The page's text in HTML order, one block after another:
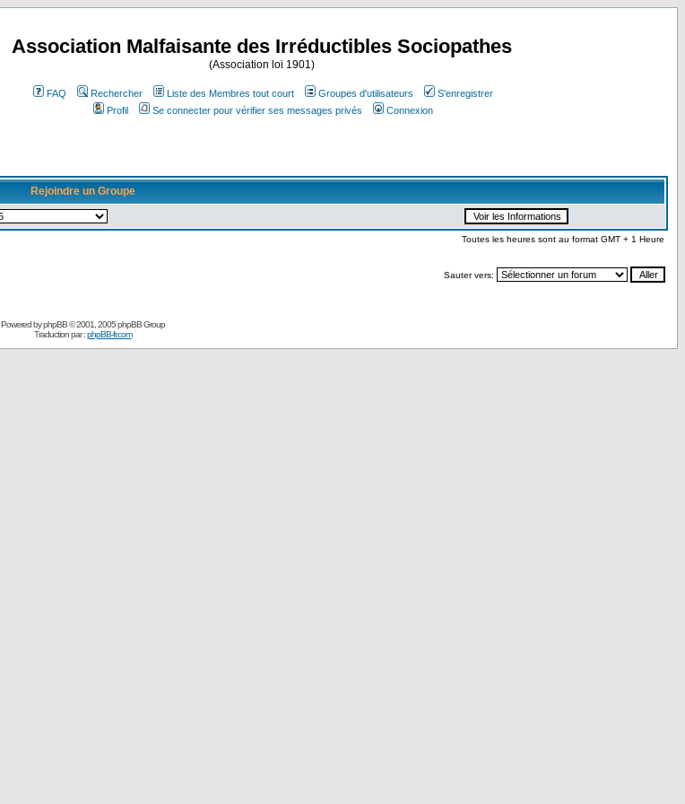
Association Malfaisante des Irréductibles Sociopathes
(Association loi 1901)
FAQ Rechercher Liste des Membres tout court Groupes d'utilisateurs
S'enregistrer
Profil
Se connecter pour vérifier ses messages privés Connexion
Rejoindre un Groupe
Toutes les heures sont au format GMT + 1 Heure
Sauter vers:
Powered byphpBB© 2001, 2005 phpBB Group
Traduction par :phpBB-fr.com